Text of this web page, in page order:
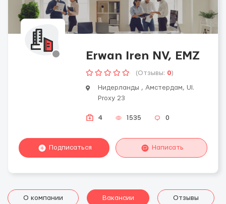
Erwan Iren NV, EMZ
(Отзывы: 0)
Нидерланды , Амстердам, Ul.
Proxy 23
4 1535 0
Подписаться Написать
О компании Вакансии Отзывы